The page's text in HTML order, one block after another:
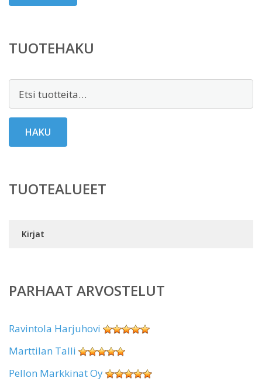
TUOTEHAKU
HAKU
TUOTEALUEET
Kirjat
PARHAAT ARVOSTELUT
Ravintola Harjuhovi
Marttilan Talli
Pellon Markkinat Oy